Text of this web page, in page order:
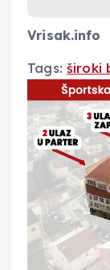
Vrisak.info
Tags: široki